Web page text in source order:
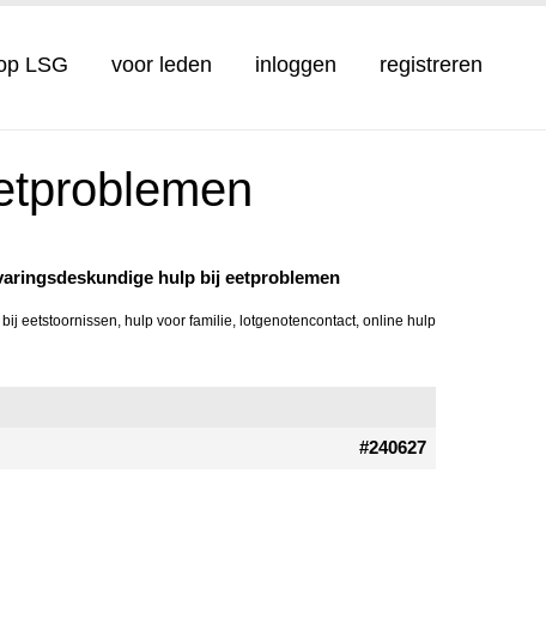
LSG voor leden inloggen registreren
hulp bij eetproblemen
eetstoornissen, hulp voor familie, lotgenotencontact, online hulp
#240627